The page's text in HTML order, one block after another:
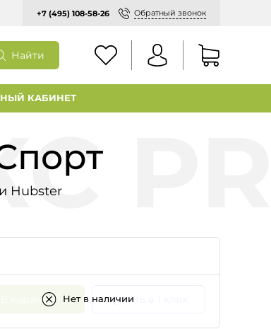
+7 (495) 108-58-26 Обратный звонок
Найти
КАБИНЕТ
Hubster
Нет в наличии
В корзину Купить в 1 клик